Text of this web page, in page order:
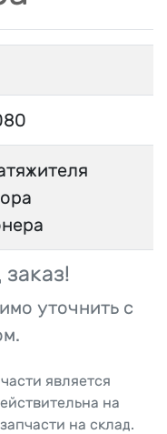
уточнить с
является
на
на склад.